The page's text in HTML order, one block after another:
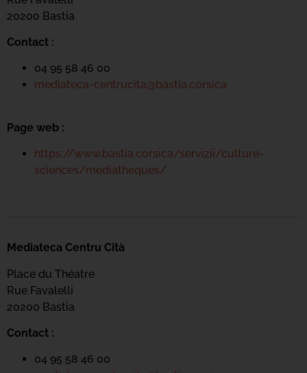
20200 Bastia
Contact :
04 95 58 46 00
mediateca-centrucita@bastia.corsica
Page web :
https://www.bastia.corsica/servizii/culture-
sciences/mediatheques/
Mediateca Centru Cità
Place du Théatre
Rue Favalelli
20200 Bastia
Contact :
04 95 58 46 00